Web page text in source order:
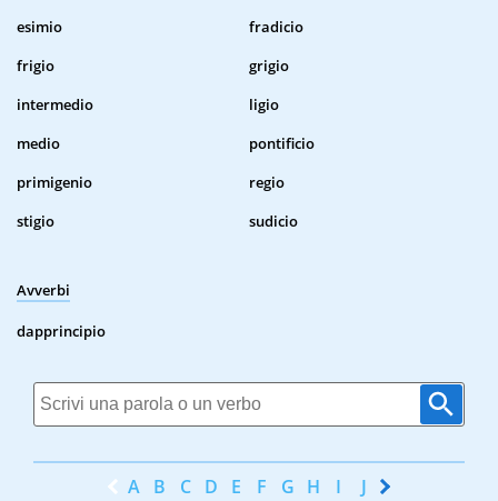
esimio
fradicio
frigio
grigio
intermedio
ligio
medio
pontificio
primigenio
regio
stigio
sudicio
Avverbi
dapprincipio
A B C D E F G H I J K